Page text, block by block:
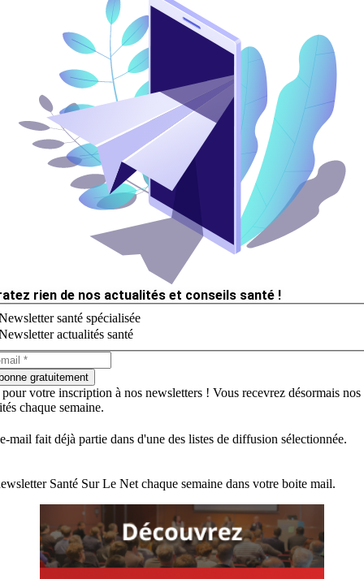
rien de nos actualités et conseils santé !
santé spécialisée
actualités santé
gratuitement
votre inscription à nos newsletters ! Vous recevrez désormais nos
chaque semaine.
mail fait déjà partie dans d'une des listes de diffusion sélectionnée.
Santé Sur Le Net chaque semaine dans votre boite mail.